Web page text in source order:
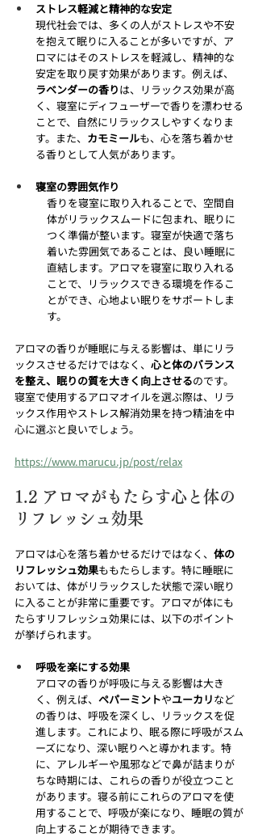
ストレス軽減と精神的な安定
現代社会では、多くの人がストレスや不安
を抱えて眠りに入ることが多いですが、ア
ロマにはそのストレスを軽減し、精神的な
安定を取り戻す効果があります。例えば、
ラベンダーの香りは、リラックス効果が高
く、寝室にディフューザーで香りを漂わせる
ことで、自然にリラックスしやすくなりま
す。また、 カモミールも、心を落ち着かせ
る香りとして人気があります。
寝室の雰囲気作り
香りを寝室に取り入れることで、空間自
体がリラックスムードに包まれ、眠りに
つく準備が整います。寝室が快適で落ち
着いた雰囲気であることは、良い睡眠に
直結します。アロマを寝室に取り入れる
ことで、リラックスできる環境を作るこ
とができ、心地よい眠りをサポートしま
す。
アロマの香りが睡眠に与える影響は、単にリラ
ックスさせるだけではなく、 心と体のバランス
を整え、眠りの質を大きく向上させるのです。
寝室で使用するアロマオイルを選ぶ際は、リラ
ックス作用やストレス解消効果を持つ精油を中
心に選ぶと良いでしょう。
https://www.marucu.jp/post/relax
1.2 アロマがもたらす心と体の
リフレッシュ効果
アロマは心を落ち着かせるだけではなく、 体の
リフレッシュ効果ももたらします。特に睡眠に
おいては、体がリラックスした状態で深い眠り
に入ることが非常に重要です。アロマが体にも
たらすリフレッシュ効果には、以下のポイント
が挙げられます。
呼吸を楽にする効果
アロマの香りが呼吸に与える影響は大き
く、例えば、 ペパーミントやユーカリなど
の香りは、呼吸を深くし、リラックスを促
進します。これにより、眠る際に呼吸がスム
ーズになり、深い眠りへと導かれます。特
に、アレルギーや風邪などで鼻が詰まりが
ちな時期には、これらの香りが役立つこと
があります。寝る前にこれらのアロマを使
用することで、呼吸が楽になり、睡眠の質が
向上することが期待できます。